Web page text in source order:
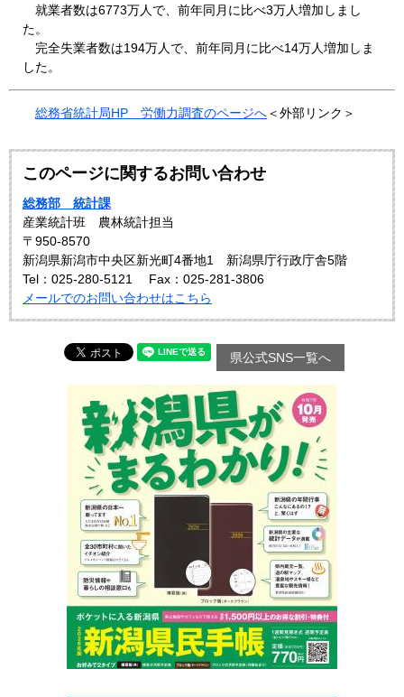
就業者数は6773万人で、前年同月に比べ3万人増加しまし
た。
完全失業者数は194万人で、前年同月に比べ14万人増加しま
した。
総務省統計局HP 労働力調査のページへ＜外部リンク＞
このページに関するお問い合わせ
総務部 統計課
産業統計班 農林統計担当
〒950-8570
新潟県新潟市中央区新光町4番地1 新潟県庁行政庁舎5階
Tel：025-280-5121
Fax：025-281-3806
メールでのお問い合わせはこちら
県公式SNS一覧へ